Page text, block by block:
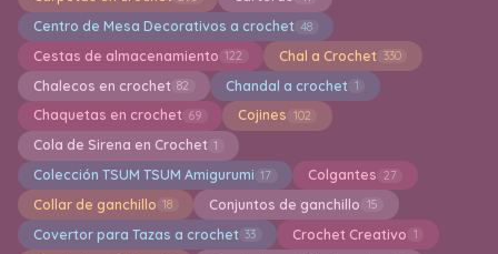
Centro de Mesa Decorativos a crochet 48
Cestas de almacenamiento 122 Chal a Crochet 330
Chalecos en crochet 82 Chandal a crochet 1
Chaquetas en crochet 69 Cojines 102
Cola de Sirena en Crochet 1
Colección TSUM TSUM Amigurumi 17 Colgantes 27
Collar de ganchillo 18 Conjuntos de ganchillo 15
Covertor para Tazas a crochet 33 Crochet Creativo 1